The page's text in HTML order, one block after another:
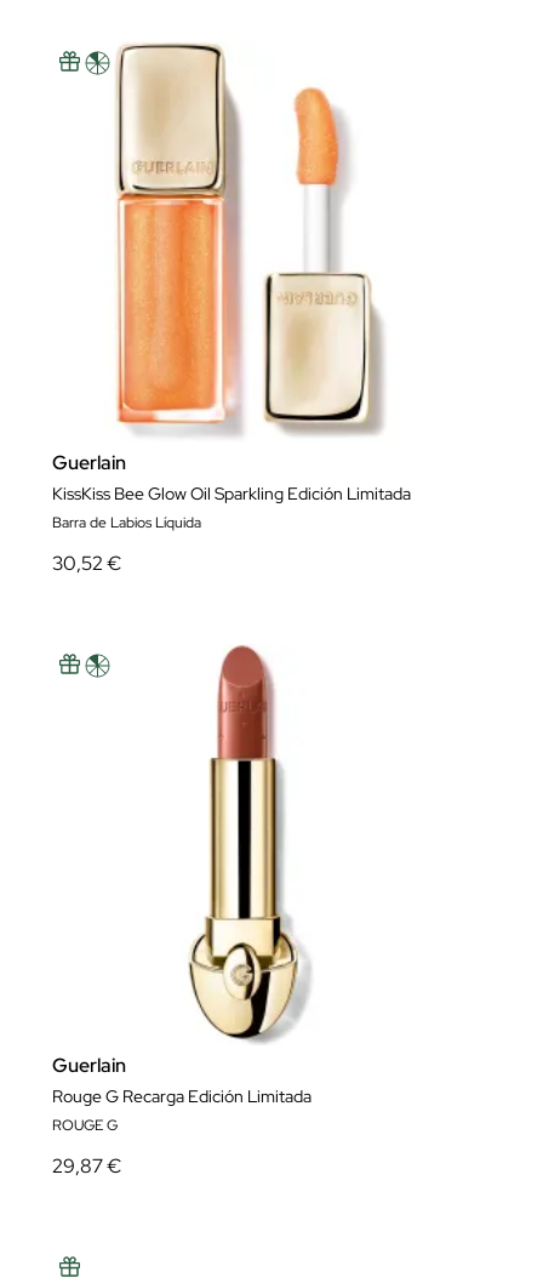
Guerlain
KissKiss Bee Glow Oil Sparkling Edición Limitada
Barra de Labios Líquida
30,52 €
Guerlain
Rouge G Recarga Edición Limitada
ROUGE G
29,87 €